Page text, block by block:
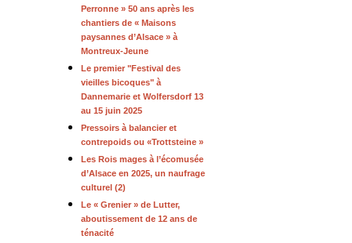
Perronne » 50 ans après les
chantiers de « Maisons
paysannes d’Alsace » à
Montreux-Jeune
Le premier "Festival des
vieilles bicoques" à
Dannemarie et Wolfersdorf 13
au 15 juin 2025
Pressoirs à balancier et
contrepoids ou «Trottsteine »
Les Rois mages à l’écomusée
d’Alsace en 2025, un naufrage
culturel (2)
Le « Grenier » de Lutter,
aboutissement de 12 ans de
ténacité